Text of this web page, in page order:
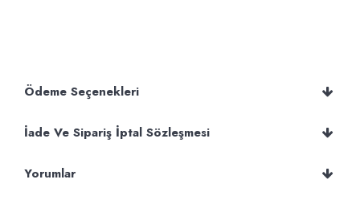
Ödeme Seçenekleri
İade Ve Sipariş İptal Sözleşmesi
Yorumlar